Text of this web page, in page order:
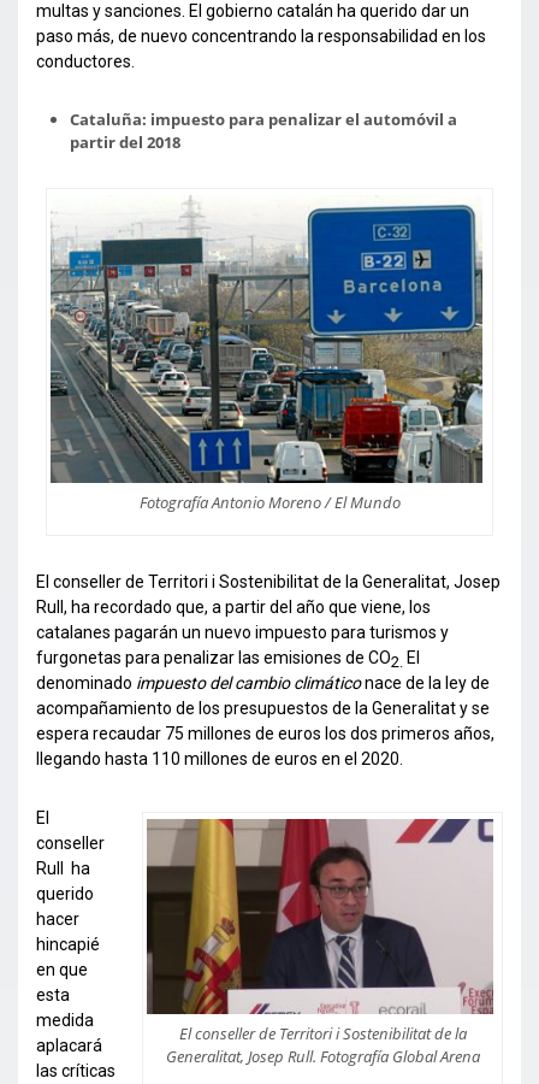
multas y sanciones. El gobierno catalán ha querido dar un
paso más, de nuevo concentrando la responsabilidad en los
conductores.
Cataluña: impuesto para penalizar el automóvil a
partir del 2018
Fotografía Antonio Moreno / El Mundo
El conseller de Territori i Sostenibilitat de la Generalitat, Josep
Rull, ha recordado que, a partir del año que viene, los
catalanes pagarán un nuevo impuesto para turismos y
furgonetas para penalizar las emisiones de CO2. El
denominado impuesto del cambio climáticonace de la ley de
acompañamiento de los presupuestos de la Generalitat y se
espera recaudar 75 millones de euros los dos primeros años,
llegando hasta 110 millones de euros en el 2020.
El conseller de Territori i Sostenibilitat de la
Generalitat, Josep Rull. Fotografía Global Arena
El
conseller
Rull ha
querido
hacer
hincapié
en que
esta
medida
aplacará
las críticas